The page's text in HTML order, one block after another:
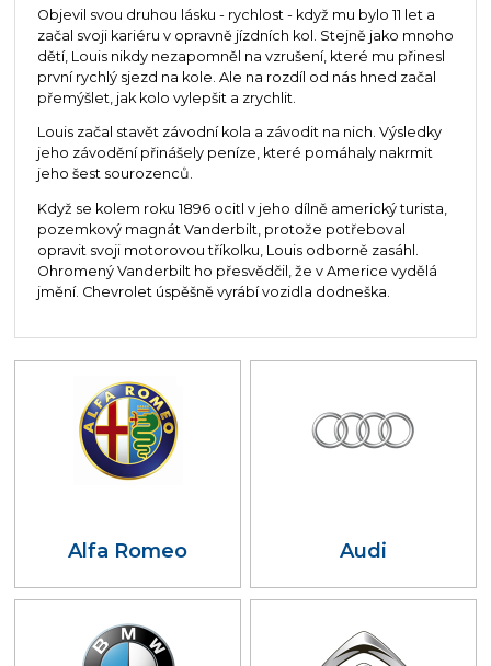
Objevil svou druhou lásku - rychlost - když mu bylo 11 let a
začal svoji kariéru v opravně jízdních kol. Stejně jako mnoho
dětí, Louis nikdy nezapomněl na vzrušení, které mu přinesl
první rychlý sjezd na kole. Ale na rozdíl od nás hned začal
přemýšlet, jak kolo vylepšit a zrychlit.
Louis začal stavět závodní kola a závodit na nich. Výsledky
jeho závodění přinášely peníze, které pomáhaly nakrmit
jeho šest sourozenců.
Když se kolem roku 1896 ocitl v jeho dílně americký turista,
pozemkový magnát Vanderbilt, protože potřeboval
opravit svoji motorovou tříkolku, Louis odborně zasáhl.
Ohromený Vanderbilt ho přesvědčil, že v Americe vydělá
jmění. Chevrolet úspěšně vyrábí vozidla dodneška.
Alfa Romeo Audi